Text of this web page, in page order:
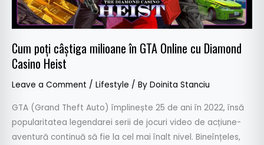
Cum poți câștiga milioane în GTA Online cu Diamond
Casino Heist
Leave a Comment / Lifestyle / By Doinita Stanciu
GTA (Grand Theft Auto) împlinește 25 de ani în 2022, însă
popularitatea legendarei serii de jocuri video de acțiune-
aventură continuă să fie la cel mai înalt nivel. Bineînțeles,
cu
Diamond
Heist